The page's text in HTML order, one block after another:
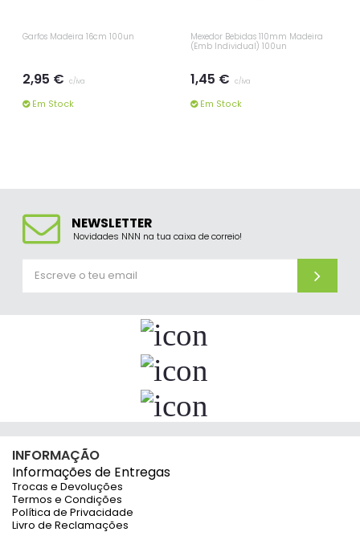
Garfos Madeira 16cm 100un
2,95 € c/iva
Em Stock
Mexedor Bebidas 110mm Madeira
(Emb Individual) 100un
1,45 € c/iva
Em Stock
NEWSLETTER
Novidades NNN na tua caixa de correio!
INFORMAÇÃO
Informações de Entregas
Trocas e Devoluções
Termos e Condições
Política de Privacidade
Livro de Reclamações